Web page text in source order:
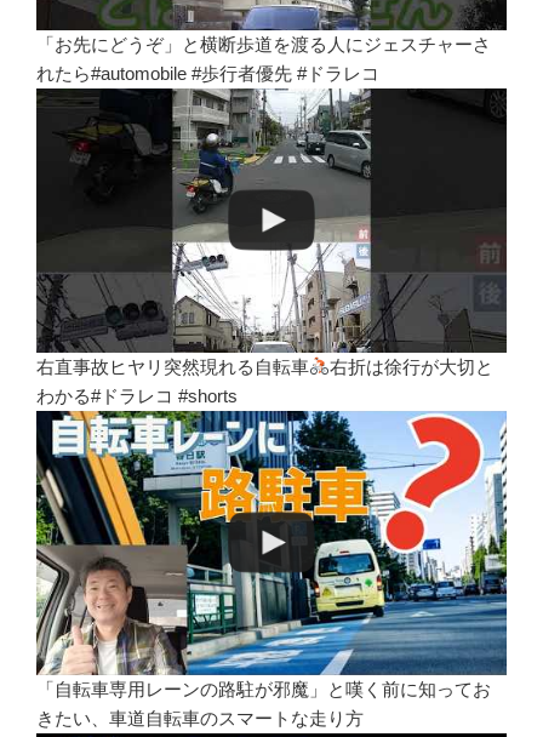
「お先にどうぞ」と横断歩道を渡る人にジェスチャーさ
れたら#automobile #歩行者優先 #ドラレコ
右直事故ヒヤリ突然現れる自転車
右折は徐行が大切と
わかる#ドラレコ #shorts
「自転車専用レーンの路駐が邪魔」と嘆く前に知ってお
きたい、車道自転車のスマートな走り方